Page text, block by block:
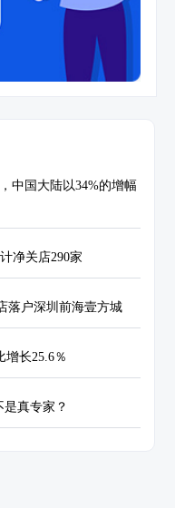
中国大陆以34%的增幅
净关店290家
落户深圳前海壹方城
增长25.6％
真专家？